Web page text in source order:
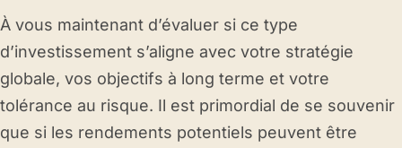
À vous maintenant d’évaluer si ce type
d’investissement s’aligne avec votre stratégie
globale, vos objectifs à long terme et votre
tolérance au risque. Il est primordial de se souvenir
que si les rendements potentiels peuvent être